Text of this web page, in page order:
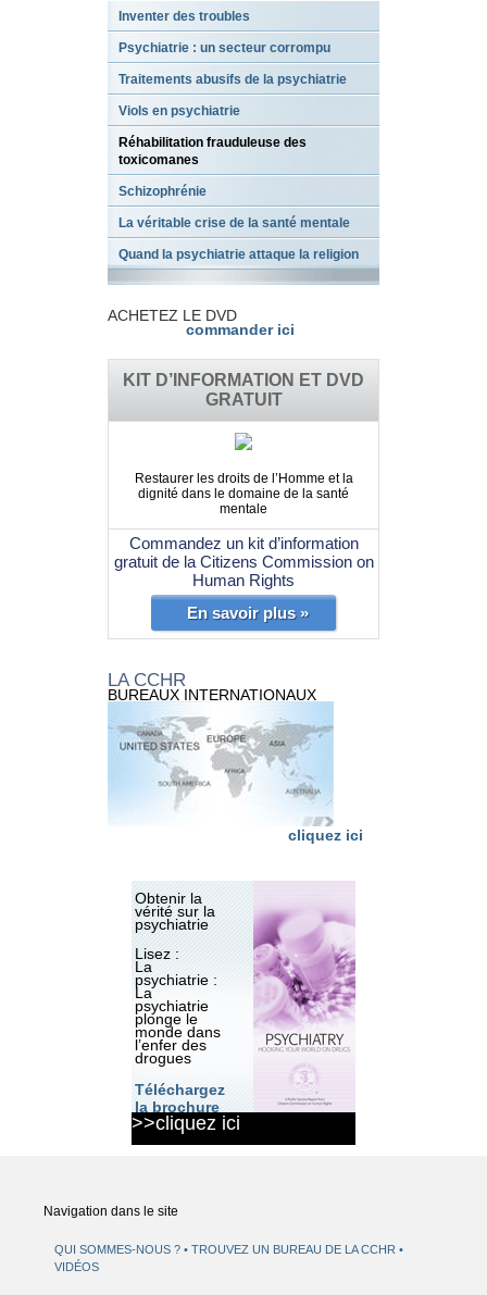
Inventer des troubles
Psychiatrie : un secteur corrompu
Traitements abusifs de la psychiatrie
Viols en psychiatrie
Réhabilitation frauduleuse des
toxicomanes
Schizophrénie
La véritable crise de la santé mentale
Quand la psychiatrie attaque la religion
ACHETEZ LE DVD
commander ici
KIT D’INFORMATION ET DVD
GRATUIT
Restaurer les droits de l’Homme et la
dignité dans le domaine de la santé
mentale
Commandez un kit d’information
gratuit de la Citizens Commission on
Human Rights
En savoir plus »
LA CCHR
BUREAUX INTERNATIONAUX
cliquez ici
Obtenir la
vérité sur la
psychiatrie
Lisez :
La
psychiatrie :
La
psychiatrie
plonge le
monde dans
l’enfer des
drogues
Téléchargez
la brochure
>>cliquez ici
Navigation dans le site
QUI SOMMES-NOUS ?
TROUVEZ UN BUREAU DE LA CCHR
VIDÉOS